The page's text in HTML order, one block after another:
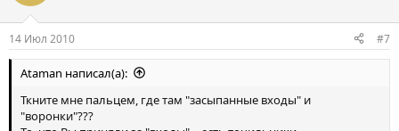
14 Июл 2010 #7
Ataman написал(а):
Ткните мне пальцем, где там "засыпанные входы" и
"воронки"???